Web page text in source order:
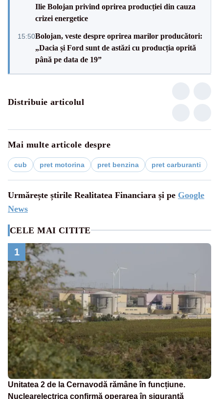
Ilie Bolojan privind oprirea producției din cauza
crizei energetice
15:50Bolojan, veste despre oprirea marilor producători:
„Dacia și Ford sunt de astăzi cu producția oprită
până pe data de 19”
Distribuie articolul
Mai multe articole despre
cub pret motorina pret benzina pret carburanti
Urmărește știrile Realitatea Financiara și pe Google
News
CELE MAI CITITE
1
Unitatea 2 de la Cernavodă rămâne în funcțiune.
Nuclearelectrica confirmă operarea în siguranță